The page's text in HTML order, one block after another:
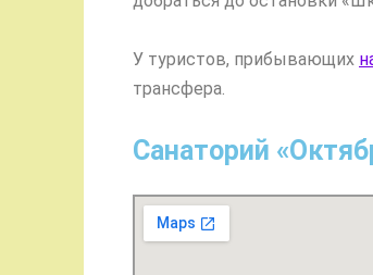
У туристов, прибывающих
трансфера.
Санаторий